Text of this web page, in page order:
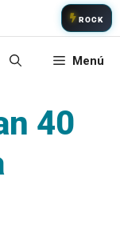
ROCK
Menú
40